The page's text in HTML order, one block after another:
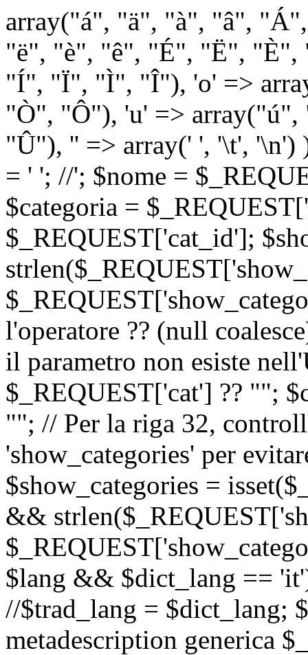
array("á", "ä", "à", "â",
"ë", "è", "ê", "É", "Ë",
"Í", "Ï", "Ì", "Î"), 'o' =>
"Ò", "Ô"), 'u' =>
"Û"), '' => array(' ', '\t',
= ' '; //'; $nome =
$categoria =
$_REQUEST['cat_id'];
l'operatore ?? (null
il parametro non esiste
$_REQUEST['cat'] ?? "";
""; // Per la riga 32,
'show_categories' per
$show_categories =
&&
$lang && $dict_lang ==
//$trad_lang = $dict_lang;
metadescription generica